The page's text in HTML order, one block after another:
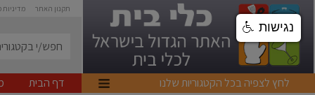
תקנון האתר
לחץ לצפיה בכל הקטגוריות שלנו דף הבית
נגישות